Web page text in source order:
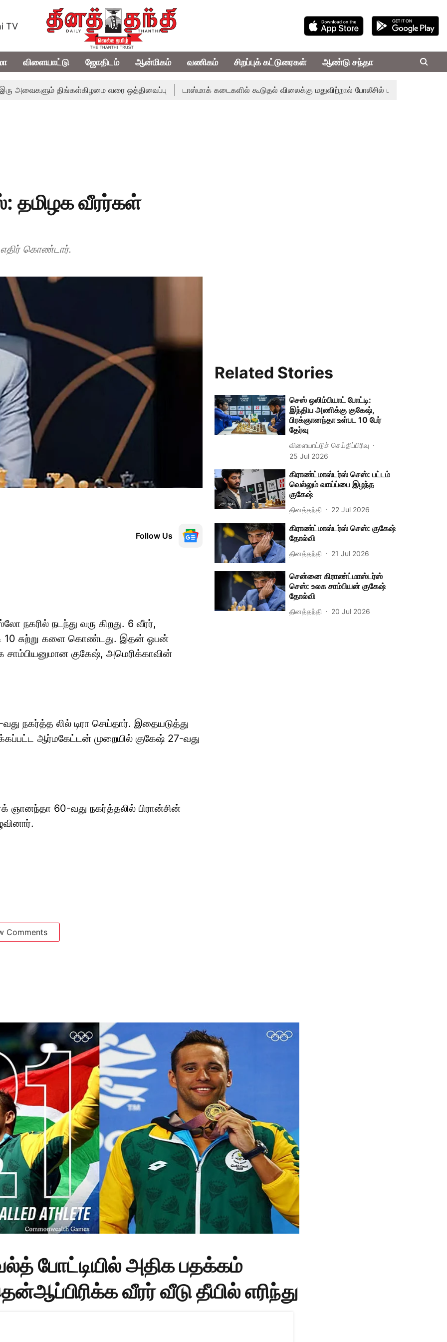
TV
விளையாட்டு ஜோதிடம் ஆன்மிகம் வணிகம் சிறப்புக் கட்டுரைகள் ஆண்டு சந்தா
திங்கள்கிழமை வரை ஒத்திவைப்பு டாஸ்மாக் கடைகளில் கூடுதல் விலைக்கு மதுவிற்றால் போலீசில் புகார் அளிக்கலாம் -
தமிழக வீரர்கள்
கொண்டார்.
Follow Us
நகரில் நடந்து வரு கிறது. 6 வீரர்,
10 சுற்று களை கொண்டது. இதன் ஓபன்
சாம்பியனுமான குகேஷ், அமெரிக்காவின்
நகர்த்த லில் டிரா செய்தார். இதையடுத்து
ஆர்மகேட்டன் முறையில் குகேஷ் 27-வது
ஞானந்தா 60-வது நகர்த்தலில் பிரான்சின்
Comments
Related Stories
செஸ் ஒலிம்பியாட் போட்டி:
இந்திய அணிக்கு குகேஷ்,
பிரக்ஞானந்தா உள்பட 10 பேர்
தேர்வு
விளையாட்டுச் செய்திப்பிரிவு
25 Jul 2026
கிராண்ட்மாஸ்டர்ஸ் செஸ்: பட்டம்
வெல்லும் வாய்ப்பை இழந்த
குகேஷ்
தினத்தந்தி 22 Jul 2026
கிராண்ட்மாஸ்டர்ஸ் செஸ்: குகேஷ்
தோல்வி
தினத்தந்தி 21 Jul 2026
சென்னை கிராண்ட்மாஸ்டர்ஸ்
செஸ்: உலக சாம்பியன் குகேஷ்
தோல்வி
தினத்தந்தி 20 Jul 2026
போட்டியில் அதிக பதக்கம்
வீரர் வீடு தீயில் எரிந்து